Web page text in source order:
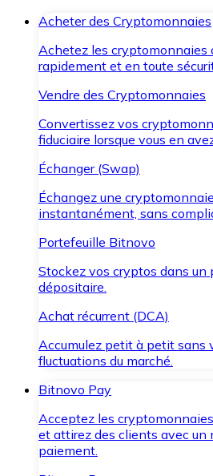
Acheter des Cryptomonnaies
Achetez les cryptomonnaies
rapidement et en toute
Vendre des Cryptomonnaies
Convertissez vos
fiduciaire lorsque vous en
Échanger (Swap)
Échangez une
instantanément, sans
Portefeuille Bitnovo
Stockez vos cryptos dans un
dépositaire.
Achat récurrent (DCA)
Accumulez petit à petit sans
fluctuations du marché.
Bitnovo Pay
Acceptez les
et attirez des clients avec un
paiement.